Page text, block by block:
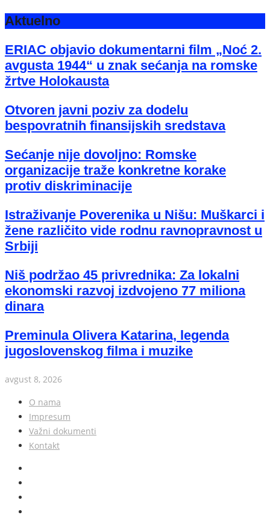
Aktuelno
ERIAC objavio dokumentarni film „Noć 2.
avgusta 1944“ u znak sećanja na romske
žrtve Holokausta
Otvoren javni poziv za dodelu
bespovratnih finansijskih sredstava
Sećanje nije dovoljno: Romske
organizacije traže konkretne korake
protiv diskriminacije
Istraživanje Poverenika u Nišu: Muškarci i
žene različito vide rodnu ravnopravnost u
Srbiji
Niš podržao 45 privrednika: Za lokalni
ekonomski razvoj izdvojeno 77 miliona
dinara
Preminula Olivera Katarina, legenda
jugoslovenskog filma i muzike
avgust 8, 2026
O nama
Impresum
Važni dokumenti
Kontakt